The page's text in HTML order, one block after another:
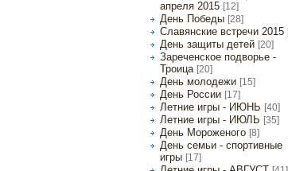
апреля 2015 [12]
День Победы [28]
Славянские встречи 2015
День защиты детей [20]
Зареченское подворье -
Троица [20]
День молодежи [15]
День России [17]
Летние игры - ИЮНЬ [40]
Летние игры - ИЮЛЬ [35]
День Мороженого [8]
День семьи - спортивные
игры [17]